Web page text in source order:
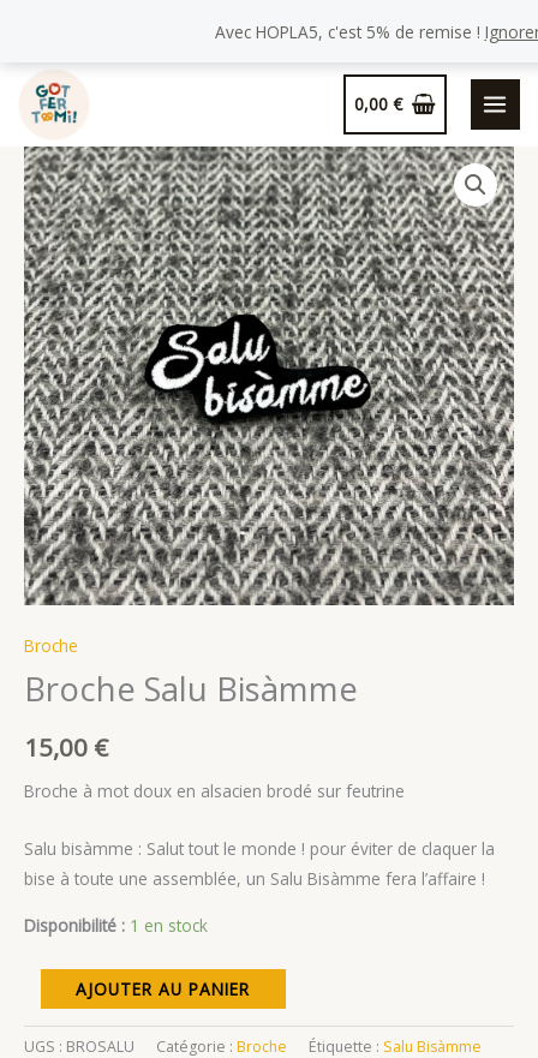
Avec HOPLA5, c'est 5% de remise !
0,00€
Broche
Broche Salu Bisàmme
15,00 €
Broche à mot doux en alsacien brodé sur feutrine
Salu bisàmme : Salut tout le monde ! pour éviter de claquer la
bise à toute une assemblée, un Salu Bisàmme fera l’affaire !
Disponibilité : 1 en stock
quantité
de
Broche
AJOUTER AU PANIER
UGS : BROSALU Catégorie : Broche Étiquette : Salu Bisàmme
Salu
Bisàmme